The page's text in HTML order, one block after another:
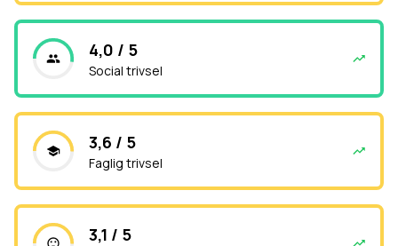
4,0 / 5
Social trivsel
3,6 / 5
Faglig trivsel
3,1 / 5